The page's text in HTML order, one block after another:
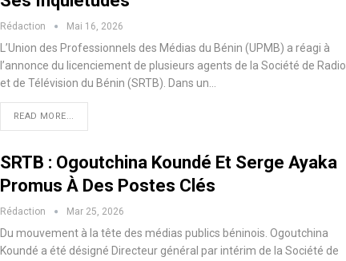
Rédaction Mai 16, 2026
L’Union des Professionnels des Médias du Bénin (UPMB) a réagi à
l’annonce du licenciement de plusieurs agents de la Société de Radio
et de Télévision du Bénin (SRTB). Dans un…
READ MORE...
SRTB : Ogoutchina Koundé Et Serge Ayaka
Promus À Des Postes Clés
Rédaction Mar 25, 2026
Du mouvement à la tête des médias publics béninois. Ogoutchina
Koundé a été désigné Directeur général par intérim de la Société de